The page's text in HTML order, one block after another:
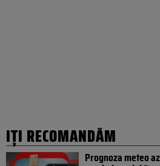
IȚI RECOMANDĂM
Prognoza meteo